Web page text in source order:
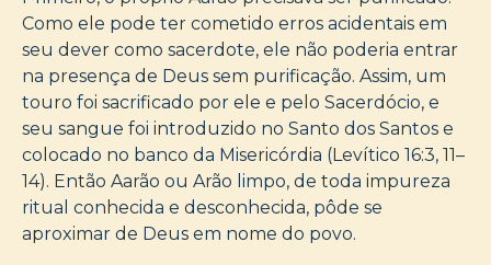
Como ele pode ter cometido erros acidentais em
seu dever como sacerdote, ele não poderia entrar
na presença de Deus sem purificação. Assim, um
touro foi sacrificado por ele e pelo Sacerdócio, e
seu sangue foi introduzido no Santo dos Santos e
colocado no banco da Misericórdia (Levítico 16:3, 11–
14). Então Aarão ou Arão limpo, de toda impureza
ritual conhecida e desconhecida, pôde se
aproximar de Deus em nome do povo.